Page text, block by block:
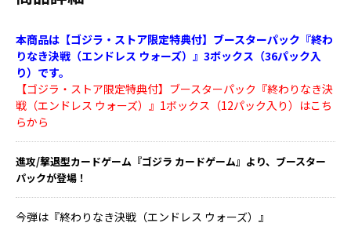
本商品は【ゴジラ・ストア限定特典付】ブースターパック『終わ
りなき決戦（エンドレス ウォーズ）』3ボックス（36パック入
り）です。
【ゴジラ・ストア限定特典付】ブースターパック『終わりなき決
戦（エンドレス ウォーズ）』1ボックス（12パック入り）はこち
らから
進攻/撃退型カードゲーム『ゴジラ カードゲーム』より、ブースター
パックが登場！
今弾は『終わりなき決戦（エンドレス ウォーズ）』